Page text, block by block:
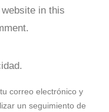
in this
correo electrónico y
un seguimiento de